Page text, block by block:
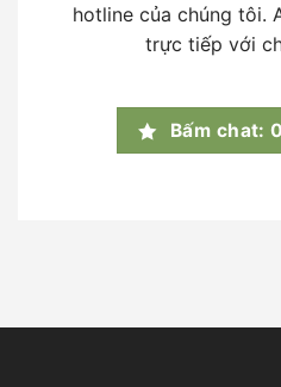
hotline của chúng tôi.
trực tiếp với
Bấm chat: